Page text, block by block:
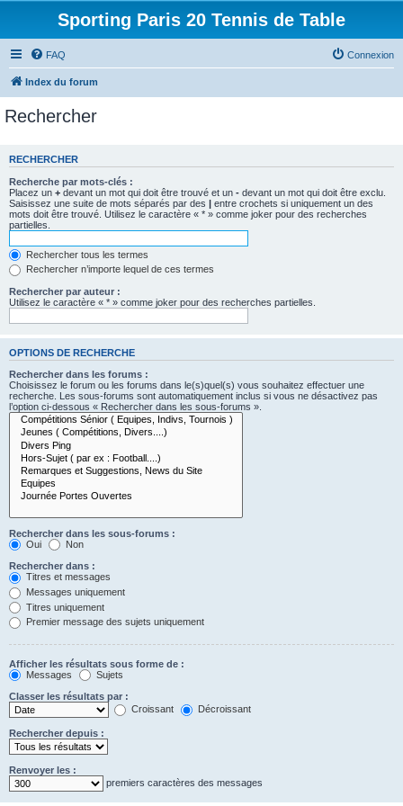
Sporting Paris 20 Tennis de Table
FAQ Connexion
Index du forum
Rechercher
RECHERCHER
Recherche par mots-clés :
Placez un + devant un mot qui doit être trouvé et un - devant un mot qui doit être exclu.
Saisissez une suite de mots séparés par des | entre crochets si uniquement un des
mots doit être trouvé. Utilisez le caractère « * » comme joker pour des recherches
partielles.
Rechercher tous les termes
Rechercher n’importe lequel de ces termes
Rechercher par auteur :
Utilisez le caractère « * » comme joker pour des recherches partielles.
OPTIONS DE RECHERCHE
Rechercher dans les forums :
Choisissez le forum ou les forums dans le(s)quel(s) vous souhaitez effectuer une
recherche. Les sous-forums sont automatiquement inclus si vous ne désactivez pas
l’option ci-dessous « Rechercher dans les sous-forums ».
Rechercher dans les sous-forums :
Oui
Non
Rechercher dans :
Titres et messages
Messages uniquement
Titres uniquement
Premier message des sujets uniquement
Afficher les résultats sous forme de :
Messages
Sujets
Classer les résultats par :
Croissant
Décroissant
Rechercher depuis :
Renvoyer les :
premiers caractères des messages